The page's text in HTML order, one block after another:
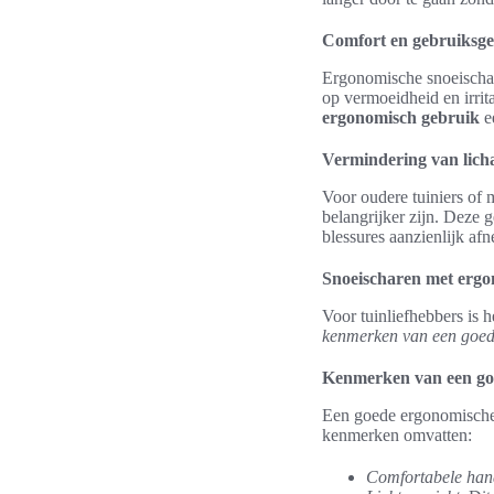
Comfort en
Ergonomische
op vermoeidheid en
ergonomisch gebruik
Vermindering van
Voor oudere tuiniers of
belangrijker zijn. Deze
blessures aanzienlijk
Snoeischaren met
Voor tuinliefhebbers is
kenmerken van een
Kenmerken van een
Een goede
kenmerken omvatten:
Comfortabele